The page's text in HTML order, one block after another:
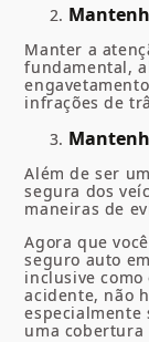
Manter a
fundamental,
infrações de
Além de ser
segura dos
maneiras de
Agora que
seguro auto
inclusive
acidente, não
especialmente
uma